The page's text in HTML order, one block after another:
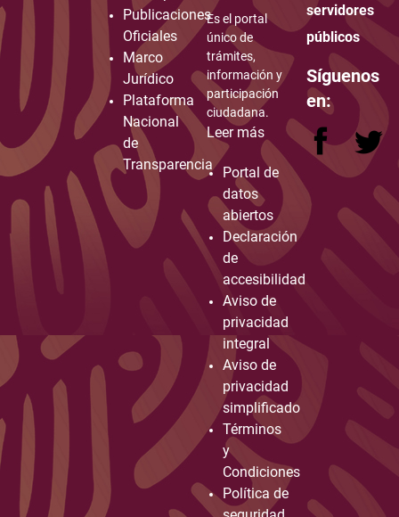
Publicaciones
Oficiales
Marco
Jurídico
Plataforma
Nacional
de
Transparencia
Es el portal
único de
trámites,
información y
participación
ciudadana.
Leer más
Portal de
datos
abiertos
Declaración
de
accesibilidad
Aviso de
privacidad
integral
Aviso de
privacidad
simplificado
Términos
y
Condiciones
Política de
servidores
públicos
Síguenos
en: